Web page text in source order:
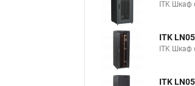
ITK Шкаф
ITK
ITK Шкаф
ITK